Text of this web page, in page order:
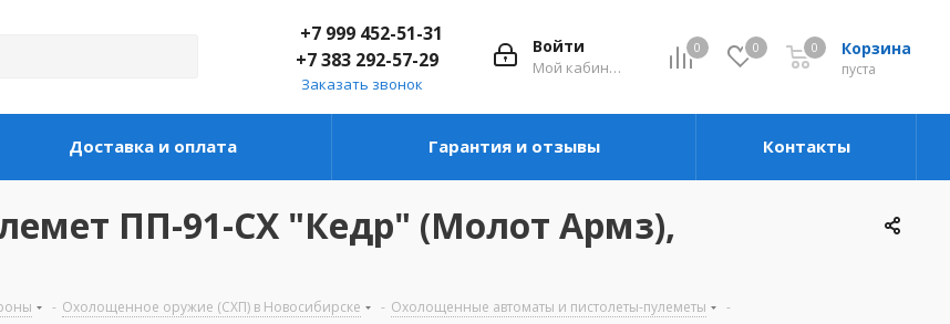
0 0 Корзина
пуста
0
Войти
Мой кабинет
+7 999 452-51-31
+7 383 292-57-29
Заказать звонок
Доставка и оплата Гарантия и отзывы Контакты
ПП-91-СХ "Кедр" (Молот Армз),
- Охолощенное оружие (СХП) в Новосибирске - Охолощенные автоматы и пистолеты-пулеметы
-